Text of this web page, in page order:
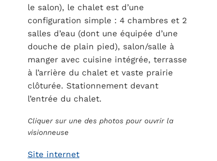
le salon), le chalet est d’une
configuration simple : 4 chambres et 2
salles d’eau (dont une équipée d’une
douche de plain pied), salon/salle à
manger avec cuisine intégrée, terrasse
à l’arrière du chalet et vaste prairie
clôturée. Stationnement devant
l’entrée du chalet.
Cliquer sur une des photos pour ouvrir la
visionneuse
Site internet